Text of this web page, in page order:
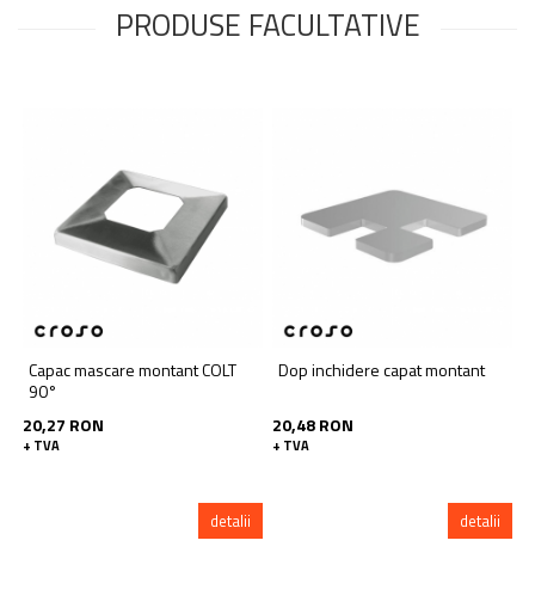
PRODUSE FACULTATIVE
Capac mascare montant COLT
90°
20,27 RON
+ TVA
detalii
Dop inchidere capat montant
20,48 RON
+ TVA
detalii